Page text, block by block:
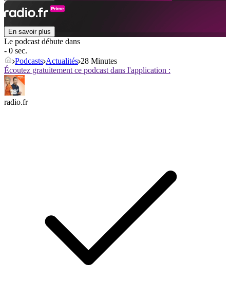
En savoir plus
Le podcast débute dans
- 0 sec.
Podcasts Actualités 28 Minutes
Écoutez gratuitement ce podcast dans l'application :
radio.fr